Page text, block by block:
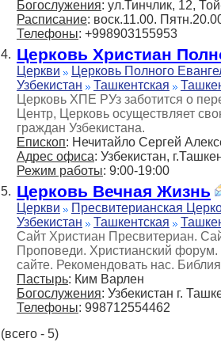
Богослужения: ул.Тинчлик, 12,
Расписание: воск.11.00.
Телефоны: +998903155953
4. Церковь Христиан
Церкви
Церковь Полного
Узбекистан
Ташкентская
Церковь ХПЕ РУз заботится о
Центр, Церковь осуществляет
граждан Узбекистана.
Епископ: Нечитайло Сергей
Адрес офиса: Узбекистан,
Режим работы: 9:00-19:00
5. Церковь Вечная Жизнь
Церкви
Пресвитерианская
Узбекистан
Ташкентская
Сайт Христиан Пресвитериан.
Проповеди. Христианский форум.
сайте. Рекомендовать нас.
Пастырь: Ким Варлен
Богослужения: Узбекистан г.
Телефоны: 998712554462
(всего - 5)